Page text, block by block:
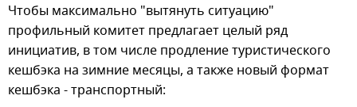
Чтобы максимально "вытянуть ситуацию"
профильный комитет предлагает целый ряд
инициатив, в том числе продление туристического
кешбэка на зимние месяцы, а также новый формат
кешбэка - транспортный: